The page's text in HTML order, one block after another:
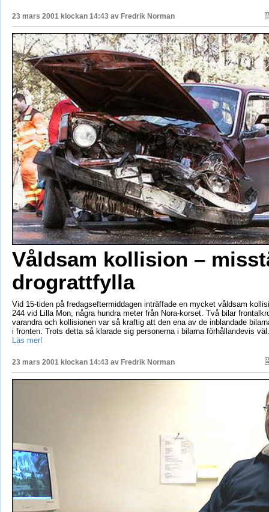
23 mars 2001 klockan 14:43 av Fredrik Norman
Våldsam kollision –
drograttfylla
Vid 15-tiden på fredagseftermiddagen inträffade en mycket våldsam
244 vid Lilla Mon, några hundra meter från Nora-korset. Två bilar
varandra och kollisionen var så kraftig att den ena av de inblandade
i fronten. Trots detta så klarade sig personerna i bilarna förhållandevis
Läs mer!
23 mars 2001 klockan 14:43 av Fredrik Norman